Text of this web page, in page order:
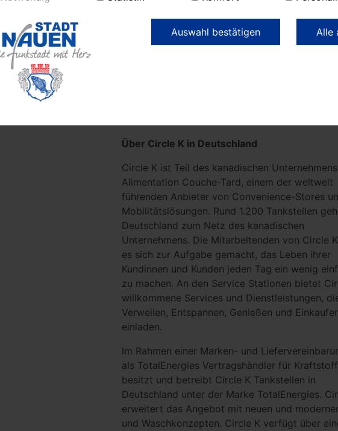
Auswahl bestätigen Alle
Parallel zum Ausbau der Schnellladepunkte
Circle K auch das Gesamtangebot am
Die Station in Nauen ist kein reiner Ladepunkt.
Über Circle K in Deutschland
Circle K ist Teil des kanadischen Unternehmens
Alimentation Couche-Tard, einem der weltweit
führenden Anbieter von Convenience-Stores
Mobilitätslösungen. Rund 1.200 Tankstellen
Deutschland zum Netz des kanadischen
Unternehmens. Die Mitarbeitenden von Circle
es sich zur Aufgabe gemacht, das Leben ihrer
Kundinnen und Kunden jeden Tag ein wenig
zu machen. An den Service Stationen bietet
will­kommene Services und Dienstleistungen,
Verweilen, Entspannen, Genießen und
einladen.
Im Rahmen einer Marken- und
als TotalEnergies Vertragshändler für
besitzt und betreibt Circle K Tankstellen in
Deutschland unter der Marke TotalEnergies.
erweitert das Angebot mit neuen und
und Waschkonzepten. Circle K verfügt über